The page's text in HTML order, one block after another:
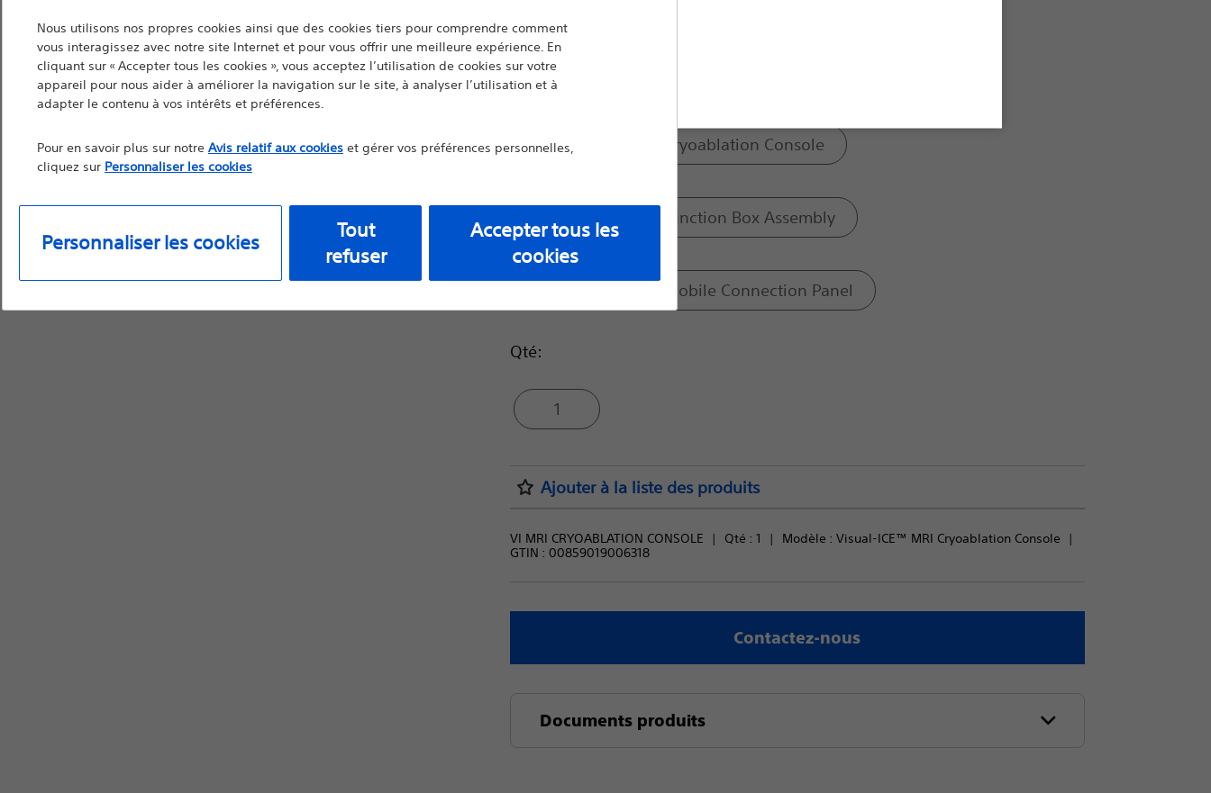
Continuer Quitter
Comparer Cryoablation
Modèle:
Visual-ICE™ MRI Cryoablation Console
Visual-ICE™ MRI Junction Box Assembly
Visual-ICE™ MRI Mobile Connection Panel
Qté:
1
Ajouter à la liste des produits
VI MRI CRYOABLATION CONSOLE Qté : 1 Modèle : Visual-ICE™ MRI Cryoablation Console
GTIN : 00859019006318
Contactez-nous
Documents produits
Nous utilisons nos propres cookies ainsi que des cookies tiers pour comprendre comment
vous interagissez avec notre site Internet et pour vous offrir une meilleure expérience. En
cliquant sur « Accepter tous les cookies », vous acceptez l’utilisation de cookies sur votre
appareil pour nous aider à améliorer la navigation sur le site, à analyser l’utilisation et à
adapter le contenu à vos intérêts et préférences.
Pour en savoir plus sur notre Avis relatif aux cookieset gérer vos préférences personnelles,
cliquez sur Personnaliser les cookies
Personnaliser les cookies
Tout
refuser
Accepter tous les
cookies